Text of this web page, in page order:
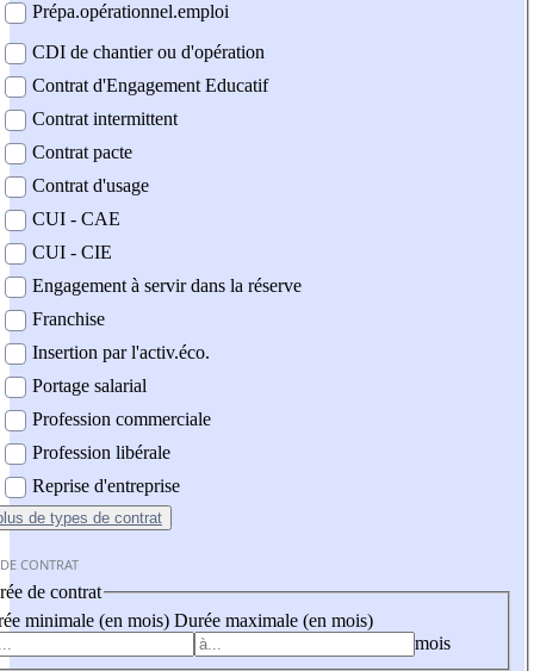
Prépa.opérationnel.emploi
CDI de chantier ou d'opération
Contrat d'Engagement Educatif
Contrat intermittent
Contrat pacte
Contrat d'usage
CUI - CAE
CUI - CIE
Engagement à servir dans la réserve
Franchise
Insertion par l'activ.éco.
Portage salarial
Profession commerciale
Profession libérale
Reprise d'entreprise
de types de contrat
CONTRAT
de contrat
minimale (en mois) Durée maximale (en mois)
mois